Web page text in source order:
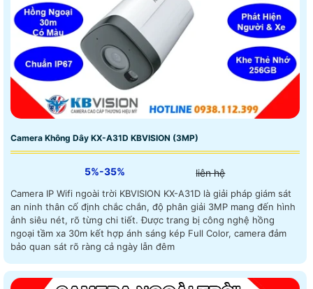
Camera Không Dây KX-A31D KBVISION (3MP)
5%-35% liên hệ
Camera IP Wifi ngoài trời KBVISION KX-A31D là giải pháp giám sát
an ninh thân cố định chắc chắn, độ phân giải 3MP mang đến hình
ảnh siêu nét, rõ từng chi tiết. Được trang bị công nghệ hồng
ngoại tầm xa 30m kết hợp ánh sáng kép Full Color, camera đảm
bảo quan sát rõ ràng cả ngày lẫn đêm